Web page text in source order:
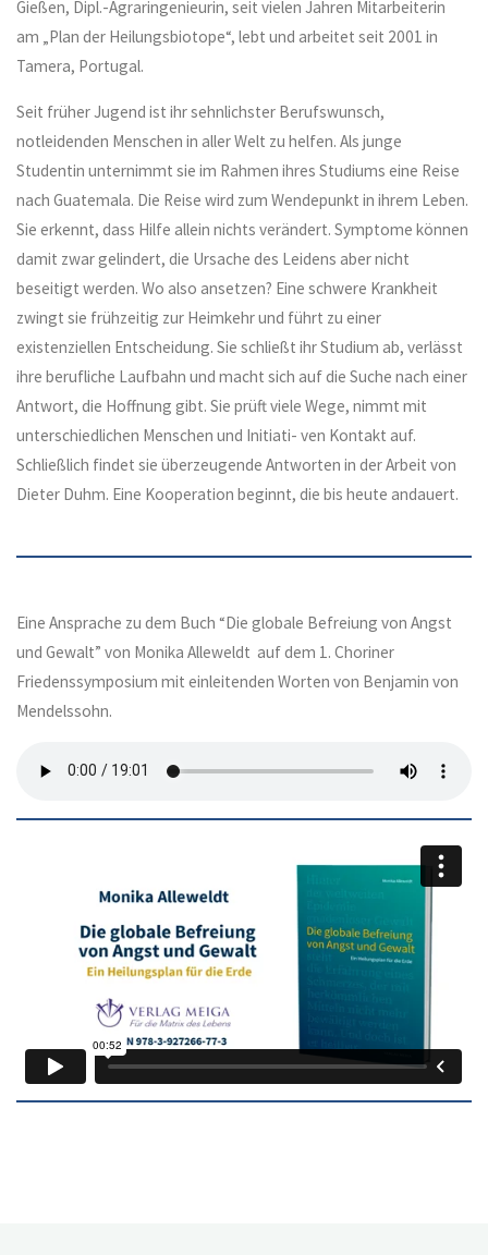
Gießen, Dipl.-Agraringenieurin, seit vielen Jahren Mitarbeiterin
am „Plan der Heilungsbiotope“, lebt und arbeitet seit 2001 in
Tamera, Portugal.
Seit früher Jugend ist ihr sehnlichster Berufswunsch,
notleidenden Menschen in aller Welt zu helfen. Als junge
Studentin unternimmt sie im Rahmen ihres Studiums eine Reise
nach Guatemala. Die Reise wird zum Wendepunkt in ihrem Leben.
Sie erkennt, dass Hilfe allein nichts verändert. Symptome können
damit zwar gelindert, die Ursache des Leidens aber nicht
beseitigt werden. Wo also ansetzen? Eine schwere Krankheit
zwingt sie frühzeitig zur Heimkehr und führt zu einer
existenziellen Entscheidung. Sie schließt ihr Studium ab, verlässt
ihre berufliche Laufbahn und macht sich auf die Suche nach einer
Antwort, die Hoffnung gibt. Sie prüft viele Wege, nimmt mit
unterschiedlichen Menschen und Initiati- ven Kontakt auf.
Schließlich findet sie überzeugende Antworten in der Arbeit von
Dieter Duhm. Eine Kooperation beginnt, die bis heute andauert.
Eine Ansprache zu dem Buch “Die globale Befreiung von Angst
und Gewalt” von Monika Alleweldt auf dem 1. Choriner
Friedenssymposium mit einleitenden Worten von Benjamin von
Mendelssohn.